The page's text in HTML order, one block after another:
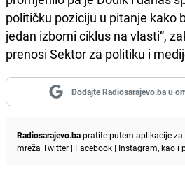
političku poziciju u pitanje kako
jedan izborni ciklus na vlasti“,
prenosi Sektor za politiku i
Dodajte Radiosarajevo.ba u
Radiosarajevo.bapratite putem aplikacije za
mreža Twitter | Facebook | Instagram, kao i